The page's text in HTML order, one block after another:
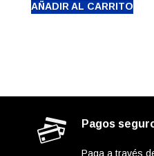
AÑADIR AL CARRITO
Pagos
Paga a través